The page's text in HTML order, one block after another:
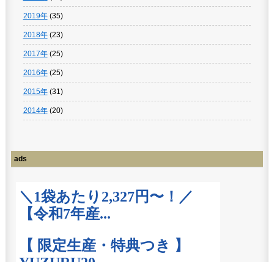
2019年(35)
2018年(23)
2017年(25)
2016年(25)
2015年(31)
2014年(20)
ads